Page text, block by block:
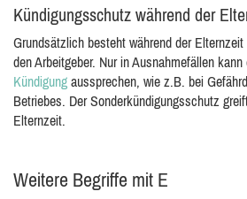
Kündigungsschutz während der
Grundsätzlich besteht während der
den Arbeitgeber. Nur in Ausnahmefällen
Kündigung aussprechen, wie z.B. bei
Betriebes. Der Sonderkündigungsschutz
Elternzeit.
Weitere Begriffe mit E